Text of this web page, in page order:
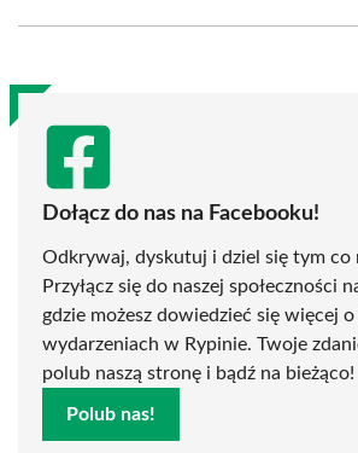
(Twitter)
Dołącz do nas na Facebooku!
Odkrywaj, dyskutuj i dziel się tym co
Przyłącz się do naszej społeczności
gdzie możesz dowiedzieć się więcej
wydarzeniach w Rypinie. Twoje
polub naszą stronę i bądź na bieżąco!
Polub nas!